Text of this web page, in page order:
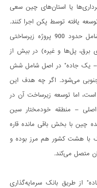
یا استان‌های چین سعی
یافته توسط پکن اجرا کنند.
پروژه "یک کمربند – یک جاده"، در واقع شامل حدود 900 پروژه زیرساختی
برق، پل‌ها و غیره) در بیش از
– یک جاده" در اصل شامل شش
جنوبی می‌شود. اگر چه هدف این
است، اما توسعه زیرساخت آن در
– منطقه خودمختار سین
چین با بخش باقی مانده قاره
با هشت کشور هم مرز بوده و
متصل می‌کند.
از طریق بانک سرمایه‌گذاری